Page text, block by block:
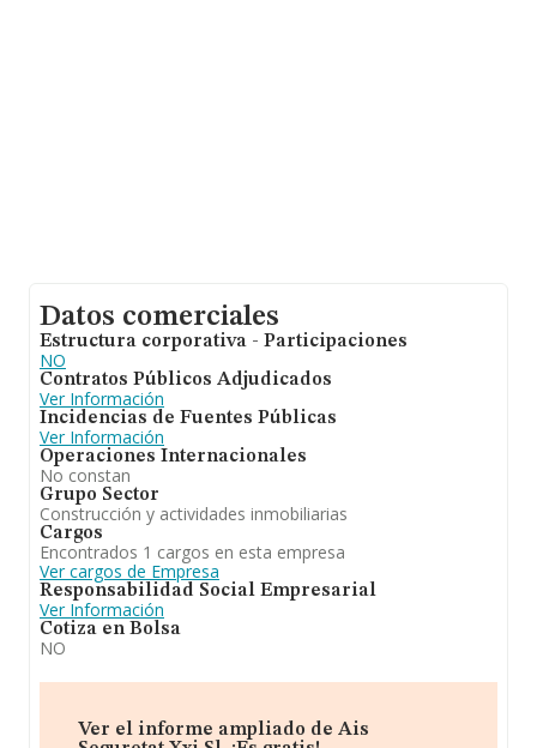
Datos comerciales
Estructura corporativa - Participaciones
NO
Contratos Públicos Adjudicados
Ver Información
Incidencias de Fuentes Públicas
Ver Información
Operaciones Internacionales
No constan
Grupo Sector
Construcción y actividades inmobiliarias
Cargos
Encontrados 1 cargos en esta empresa
Ver cargos de Empresa
Responsabilidad Social Empresarial
Ver Información
Cotiza en Bolsa
NO
Ver el informe ampliado de Ais